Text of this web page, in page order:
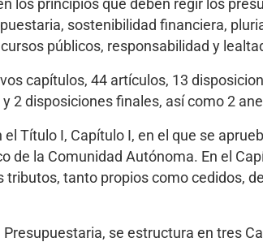
los principios que deben regir los
sostenibilidad financiera,
públicos, responsabilidad y
capítulos, 44 artículos, 13
2 disposiciones finales, así como 2
Título I, Capítulo I, en el que se
de la Comunidad Autónoma. En el
tanto propios como cedidos,
se estructura en tres